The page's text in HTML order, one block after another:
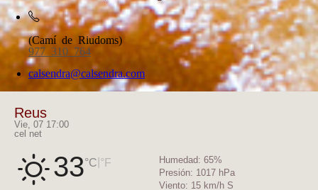
(Camí de Riudoms)
977 310 764
calsendra@calsendra.com
Reus
Vie, 07 17:00
cel net
33°C °F Humedad: 65%
Presión: 1017 hPa
Viento: 15 km/h S